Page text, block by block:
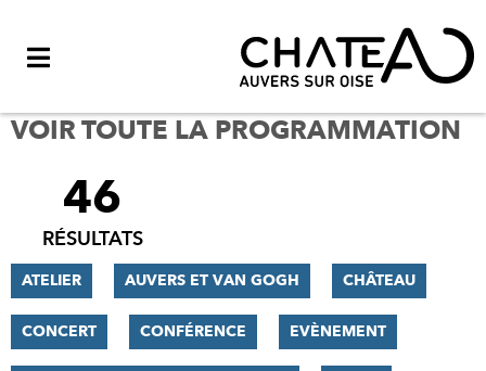
VOIR TOUTE LA PROGRAMMATION
FILTRER
RÉSULTATS
46
RÉSULTATS
ATELIER AUVERS ET VAN GOGH CHÂTEAU
CONCERT CONFÉRENCE EVÈNEMENT